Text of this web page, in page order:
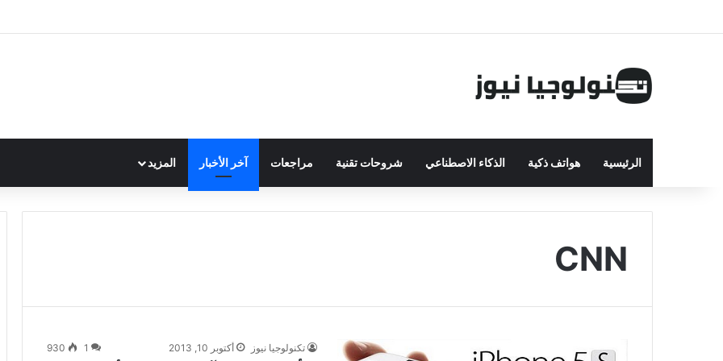
الرئيسية هواتف ذكية الذكاء الاصطناعي شروحات تقنية مراجعات آخر الأخبار المزيد
CNN
تكنولوجيا نيوز أكتوبر 10, 2013 1
930